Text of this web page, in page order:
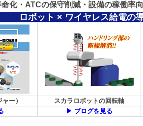
化・ATCの保守削減・設備の稼働率
ロボット × ワイヤレス給電の
ー）
スカラロボットの回転軸
▶ ブログを見る